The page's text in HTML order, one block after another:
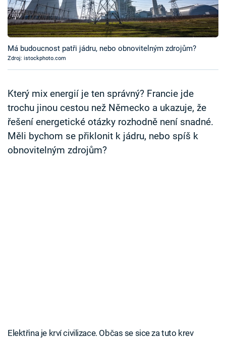
Časopis
Sledujte prima+
Sledujte nás
Má budoucnost patři jádru, nebo obnovitelným zdrojům?
Zdroj: istockphoto.com
Který mix energií je ten správný? Francie jde
trochu jinou cestou než Německo a ukazuje, že
řešení energetické otázky rozhodně není snadné.
Měli bychom se přiklonit k jádru, nebo spíš k
obnovitelným zdrojům?
Elektřina je krví civilizace. Občas se sice za tuto krev